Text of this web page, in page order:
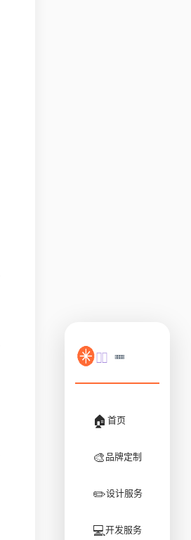
🏠 首页
🎨品牌定制
✏️设计服务
💻开发服务